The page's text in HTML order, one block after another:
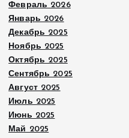
Февраль 2026
Январь 2026
Декабрь 2025
Ноябрь 2025
Октябрь 2025
Сентябрь 2025
Август 2025
Июль 2025
Июнь 2025
Май 2025